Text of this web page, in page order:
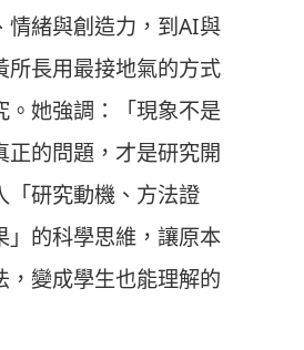
情緒與創造力，到AI與
所長用最接地氣的方式
。她強調：「現象不是
正的問題，才是研究開
「研究動機、方法證
」的科學思維，讓原本
，變成學生也能理解的